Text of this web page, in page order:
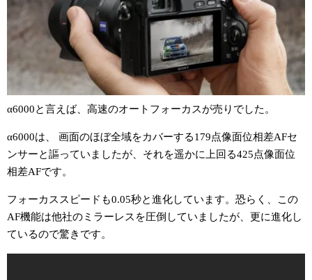
α6000と言えば、高速のオートフォーカスが売りでした。
α6000は、 画面のほぼ全域をカバーする179点像面位相差AFセ
ンサーと謳っていましたが、それを遥かに上回る425点像面位
相差AFです。
フォーカススピードも0.05秒と進化しています。恐らく、この
AF機能は他社のミラーレスを圧倒していましたが、更に進化し
ているので驚きです。